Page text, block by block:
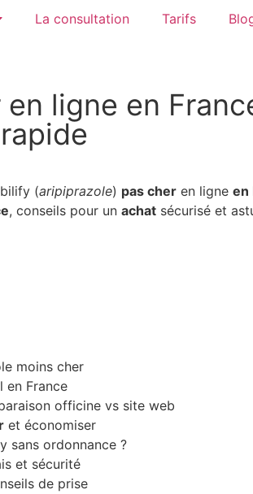
La consultation Tarifs
ligne en
(aripiprazole) pas cher en ligne en
, conseils pour un achat sécurisé et
moins cher
en France
officine vs site web
et économiser
sans ordonnance ?
et sécurité
de prise